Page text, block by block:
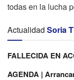
todas en la lucha
Actualidad Soria
FALLECIDA EN
AGENDA |